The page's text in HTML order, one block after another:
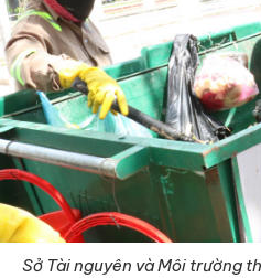
Sở Tài nguyên và Môi trường